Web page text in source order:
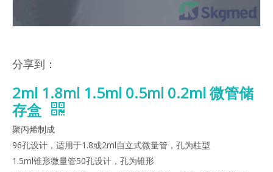
分享到：
2ml 1.8ml 1.5ml 0.5ml 0.2ml 微管储
存盒
聚丙烯制成
96孔设计，适用于1.8或2ml自立式微量管，孔为柱型
1.5ml锥形微量管50孔设计，孔为锥形